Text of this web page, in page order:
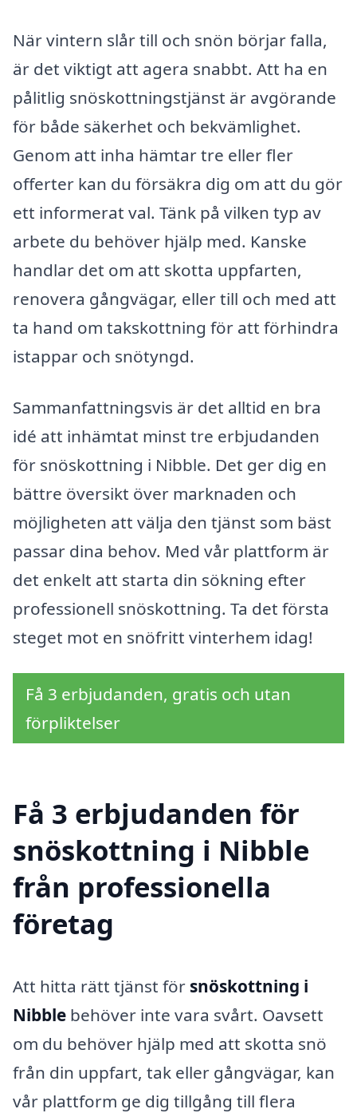
När vintern slår till och snön börjar falla,
är det viktigt att agera snabbt. Att ha en
pålitlig snöskottningstjänst är avgörande
för både säkerhet och bekvämlighet.
Genom att inha hämtar tre eller fler
offerter kan du försäkra dig om att du gör
ett informerat val. Tänk på vilken typ av
arbete du behöver hjälp med. Kanske
handlar det om att skotta uppfarten,
renovera gångvägar, eller till och med att
ta hand om takskottning för att förhindra
istappar och snötyngd.
Sammanfattningsvis är det alltid en bra
idé att inhämtat minst tre erbjudanden
för snöskottning i Nibble. Det ger dig en
bättre översikt över marknaden och
möjligheten att välja den tjänst som bäst
passar dina behov. Med vår plattform är
det enkelt att starta din sökning efter
professionell snöskottning. Ta det första
steget mot en snöfritt vinterhem idag!
Få 3 erbjudanden, gratis och utan
förpliktelser
Få 3 erbjudanden för
snöskottning i Nibble
från professionella
företag
Att hitta rätt tjänst för snöskottning i
Nibble behöver inte vara svårt. Oavsett
om du behöver hjälp med att skotta snö
från din uppfart, tak eller gångvägar, kan
vår plattform ge dig tillgång till flera